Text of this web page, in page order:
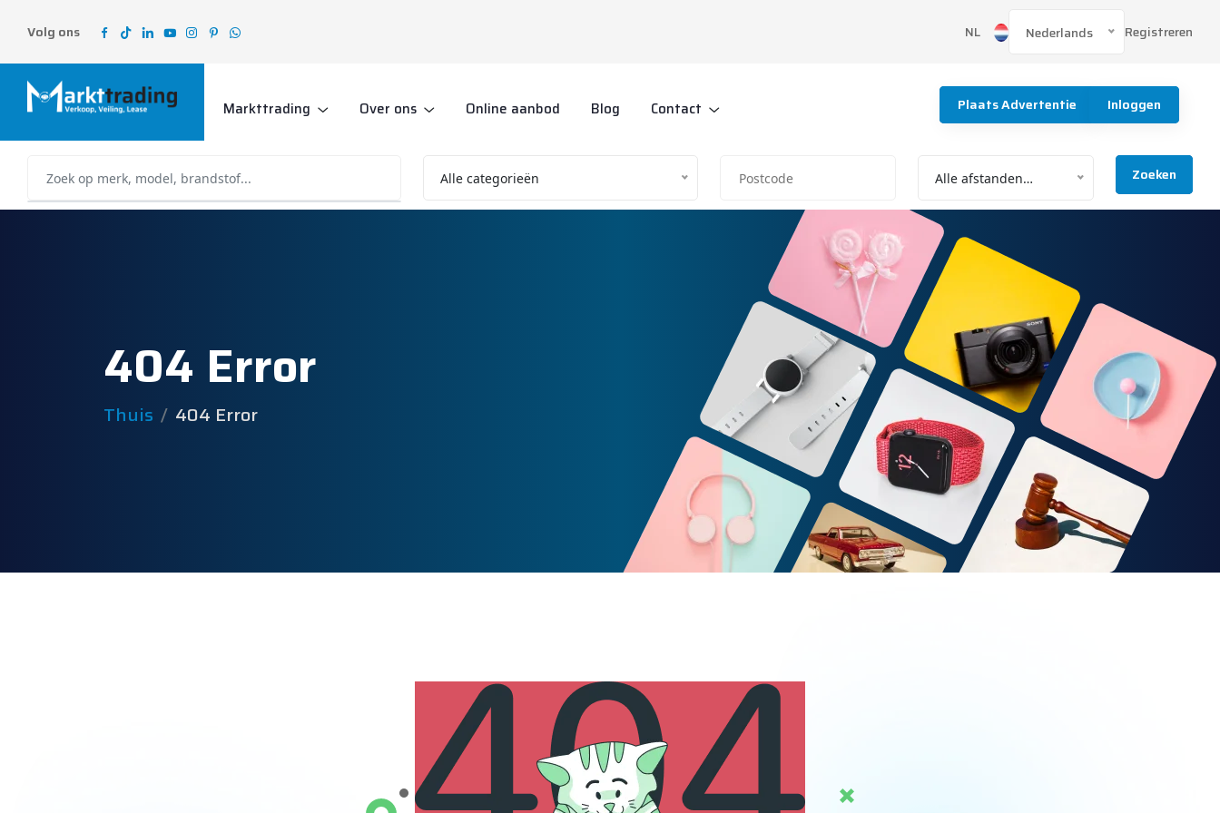
Volg ons NL Nederlands Registreren
Markttrading Over ons Online aanbod Blog Contact Plaats Advertentie Inloggen
Alle categorieën Alle afstanden… Zoeken
404 Error
Thuis 404 Error